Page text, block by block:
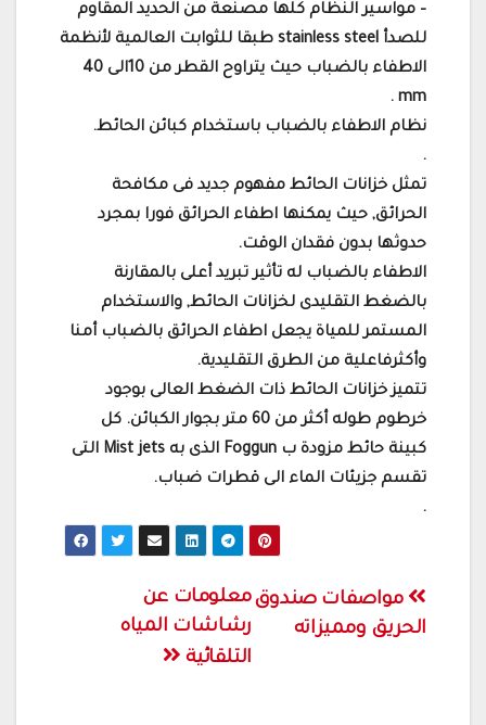
– مواسير النظام كلها مصنعة من الحديد المقاوم
للصدأ stainless steel طبقا للثوابت العالمية لأنظمة
الاطفاء بالضباب حيث يتراوح القطر من 10الى 40
mm .
نظام الاطفاء بالضباب باستخدام كبائن الحائط.
.
تمثل خزانات الحائط مفهوم جديد فى مكافحة
الحرائق, حيث يمكنها اطفاء الحرائق فورا بمجرد
حدوثها بدون فقدان الوقت.
الاطفاء بالضباب له تأثير تبريد أعلى بالمقارنة
بالضغط التقليدى لخزانات الحائط, والاستخدام
المستمر للمياة يجعل اطفاء الحرائق بالضباب أمنا
وأكثرفاعلية من الطرق التقليدية.
تتميز خزانات الحائط ذات الضغط العالى بوجود
خرطوم طوله أكثر من 60 متر بجوار الكبائن. كل
كبينة حائط مزودة ب Foggun الذى به Mist jets التى
تقسم جزيئات الماء الى قطرات ضباب.
.
تصفّح
المقالات
معلومات عن
رشاشات المياه
التلقائية
مواصفات صندوق
الحريق ومميزاته